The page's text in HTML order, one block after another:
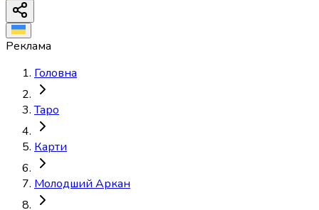
Реклама
Головна
Таро
Карти
Молодший Аркан